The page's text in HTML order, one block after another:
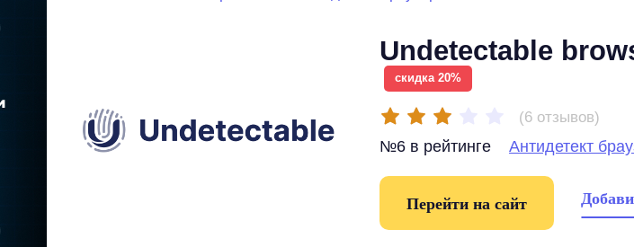
Undetectable
скидка 20%
(6 отзывов)
№6 в рейтинге Антидетект
Перейти на сайт